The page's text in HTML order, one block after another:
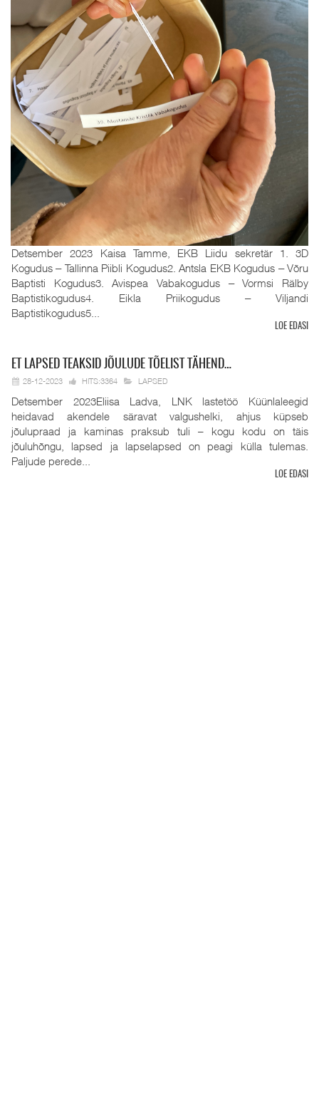
Detsember 2023 Kaisa Tamme, EKB Liidu sekretär 1. 3D
Kogudus ‒ Tallinna Piibli Kogudus2. Antsla EKB Kogudus ‒ Võru
Baptisti Kogudus3. Avispea Vabakogudus ‒ Vormsi Rälby
Baptistikogudus4. Eikla Priikogudus ‒ Viljandi
Baptistikogudus5...
LOE EDASI
ET LAPSED TEAKSID JÕULUDE TÕELIST TÄHEND…
28-12-2023 HITS:3364 LAPSED
Detsember 2023Eliisa Ladva, LNK lastetöö Küünlaleegid
heidavad akendele säravat valgushelki, ahjus küpseb
jõulupraad ja kaminas praksub tuli – kogu kodu on täis
jõuluhõngu, lapsed ja lapselapsed on peagi külla tulemas.
Paljude perede...
LOE EDASI